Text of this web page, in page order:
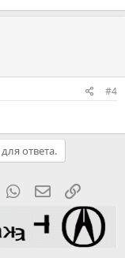
#4
ответа.
WhatsApp Ссылка